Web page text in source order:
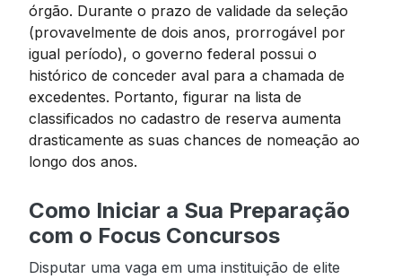
órgão. Durante o prazo de validade da seleção
(provavelmente de dois anos, prorrogável por
igual período), o governo federal possui o
histórico de conceder aval para a chamada de
excedentes. Portanto, figurar na lista de
classificados no cadastro de reserva aumenta
drasticamente as suas chances de nomeação ao
longo dos anos.
Como Iniciar a Sua Preparação
com o Focus Concursos
Disputar uma vaga em uma instituição de elite